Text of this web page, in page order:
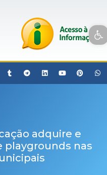
Open toolbar
adquire e
playgrounds nas